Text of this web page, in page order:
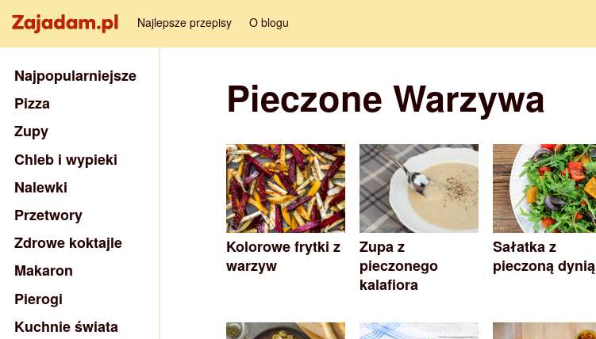
Najlepsze przepisy O blogu
Pieczone Warzywa
Kolorowe frytki z
warzyw
Zupa z
pieczonego
kalafiora
Sałatka z
pieczoną dynią
Najpopularniejsze
Pizza
Zupy
Chleb i wypieki
Nalewki
Przetwory
Zdrowe koktajle
Makaron
Pierogi
Kuchnie świata